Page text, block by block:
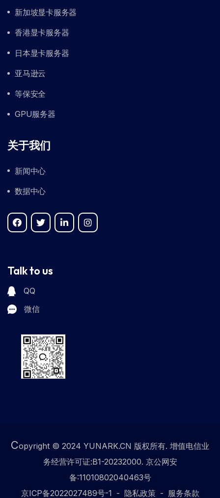
新加坡显卡服务器
香港显卡服务器
日本显卡服务器
亚马逊云
等保安全
GPU服务器
关于我们
新闻中心
数据中心
Talk to us
QQ
微信
Copyright © 2024 YUNARK.CN 版权所有. 增值电信业
务经营许可证:B1-20232000. 京公网安
备:11010802040463号
京ICP备2022027489号-1
隐私政策 服务条款